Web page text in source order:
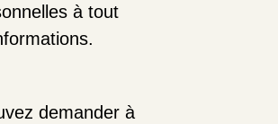
à tout
demander à